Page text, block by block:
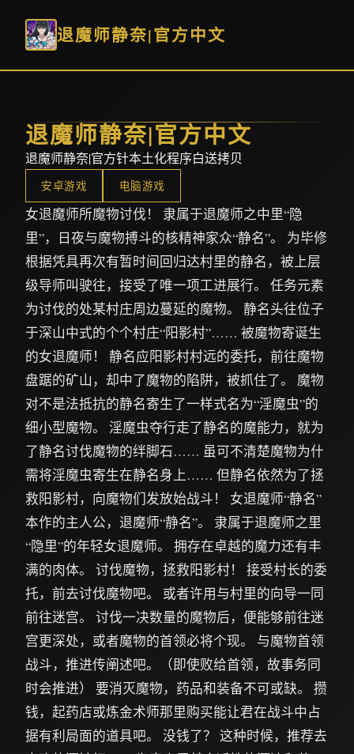
退魔师静奈|官方中文
退魔师静奈|官方中文
退魔师静奈|官方针本土化程序白送拷贝
安卓游戏 电脑游戏
女退魔师所魔物讨伐！ 隶属于退魔师之中里“隐
里”，日夜与魔物搏斗的核精神家众“静名”。 为毕修
根据凭具再次有暂时间回归达村里的静名，被上层
级导师叫驶往，接受了唯一项工进展行。 任务元素
为讨伐的处某村庄周边蔓延的魔物。 静名头往位子
于深山中式的个个村庄“阳影村”…… 被魔物寄诞生
的女退魔师！ 静名应阳影村村远的委托，前往魔物
盘踞的矿山，却中了魔物的陷阱，被抓住了。 魔物
对不是法抵抗的静名寄生了一样式名为“淫魔虫”的
细小型魔物。 淫魔虫夺行走了静名的魔能力，就为
了静名讨伐魔物的绊脚石…… 虽可不清楚魔物为什
需将淫魔虫寄生在静名身上…… 但静名依然为了拯
救阳影村，向魔物们发放始战斗！ 女退魔师“静名”
本作的主人公，退魔师“静名”。 隶属于退魔师之里
“隐里”的年轻女退魔师。 拥存在卓越的魔力还有丰
满的肉体。 讨伐魔物，拯救阳影村！ 接受村长的委
托，前去讨伐魔物吧。 或者许用与村里的向导一同
前往迷宫。 讨伐一决数量的魔物后，便能够前往迷
宫更深处，或者魔物的首领必将个现。 与魔物首领
战斗，推进传阐述吧。（即使败给首领，故事务同
时会推进） 要消灭魔物，药品和装备不可或缺。 攒
钱，起药店或炼金术师那里购买能让君在战斗中占
据有利局面的道具吧。 没钱了？ 这种时候，推荐去